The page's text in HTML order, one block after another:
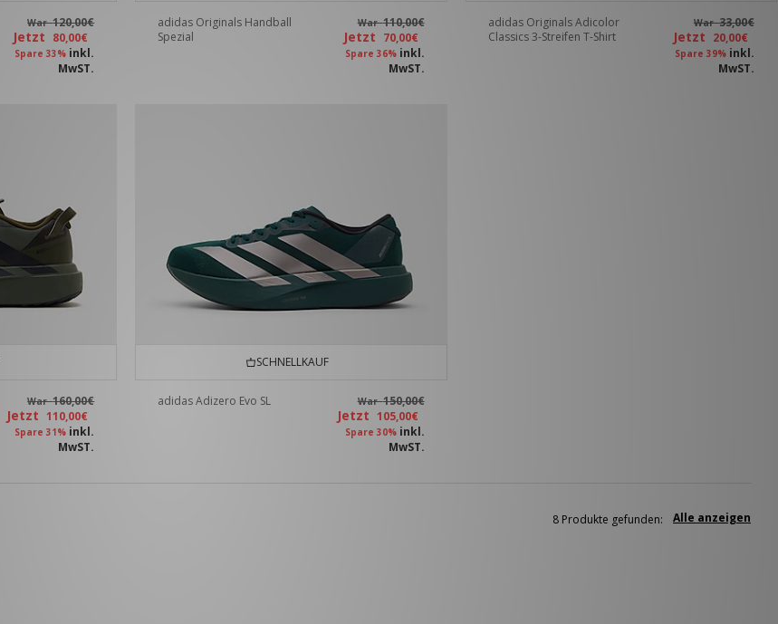
War120,00€
Jetzt 80,00€
Spare 33% inkl.
MwST.
adidas Originals Handball
Spezial
War110,00€
Jetzt 70,00€
Spare 36% inkl.
MwST.
adidas Originals Adicolor
Classics 3-Streifen T-Shirt
War33,00€
Jetzt 20,00€
Spare 39% inkl.
MwST.
War160,00€
Jetzt110,00€
Spare 31% inkl.
MwST.
SCHNELLKAUF
adidas Adizero Evo SL War150,00€
Jetzt 105,00€
Spare 30% inkl.
MwST.
Alle anzeigen
8 Produkte gefunden: